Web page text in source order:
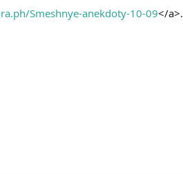
Smeshnye-anekdoty-10-09</a>.